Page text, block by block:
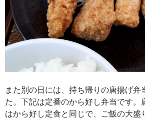
また別の日には、持ち帰りの唐揚げ弁
た。下記は定番のから好し弁当です。
はから好し定食と同じで、ご飯の大盛